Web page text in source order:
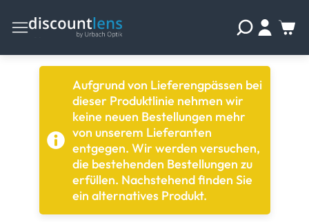
Aufgrund von Lieferengpässen bei
dieser Produktlinie nehmen wir
keine neuen Bestellungen mehr
von unserem Lieferanten
entgegen. Wir werden versuchen,
die bestehenden Bestellungen zu
erfüllen. Nachstehend finden Sie
ein alternatives Produkt.